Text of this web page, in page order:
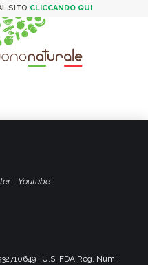
SITO CLICCANDO QUI
- Youtube
| U.S. FDA Reg. Num.: